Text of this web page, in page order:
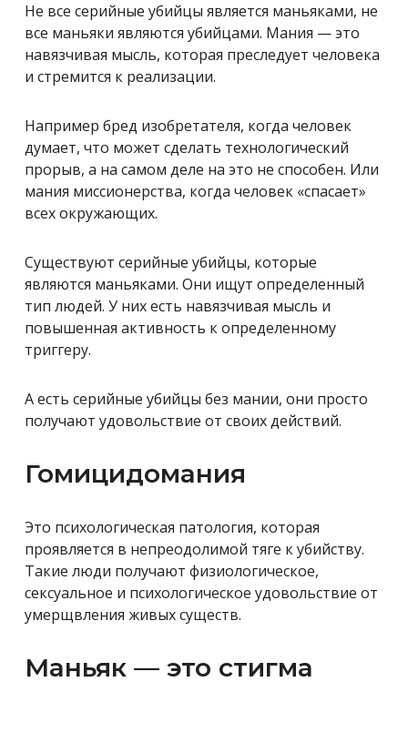
Не все серийные убийцы является маньяками, не
все маньяки являются убийцами. Мания — это
навязчивая мысль, которая преследует человека
и стремится к реализации.
Например бред изобретателя, когда человек
думает, что может сделать технологический
прорыв, а на самом деле на это не способен. Или
мания миссионерства, когда человек «спасает»
всех окружающих.
Существуют серийные убийцы, которые
являются маньяками. Они ищут определенный
тип людей. У них есть навязчивая мысль и
повышенная активность к определенному
триггеру.
А есть серийные убийцы без мании, они просто
получают удовольствие от своих действий.
Гомицидомания
Это психологическая патология, которая
проявляется в непреодолимой тяге к убийству.
Такие люди получают физиологическое,
сексуальное и психологическое удовольствие от
умерщвления живых существ.
Маньяк — это стигма